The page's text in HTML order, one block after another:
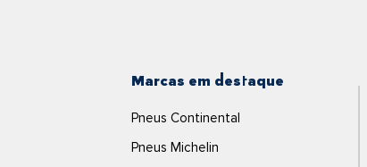
Marcas em destaque
Pneus Continental
Pneus Michelin